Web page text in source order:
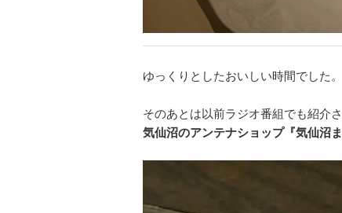
ゆっくりとしたおいしい時間でした。
そのあとは以前ラジオ番組でも紹介
気仙沼のアンテナショップ『気仙沼ま